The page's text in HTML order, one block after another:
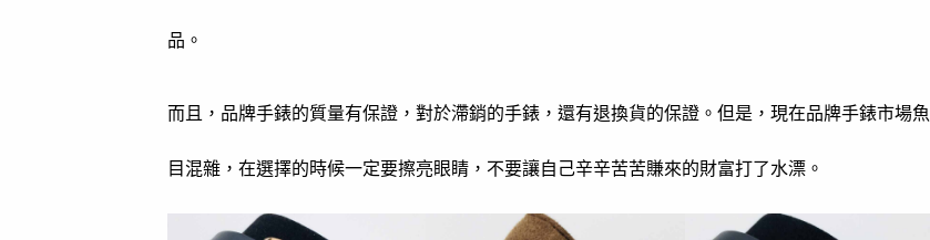
品。
而且，品牌手錶的質量有保證，對於滯銷的手錶，還有退換貨的保證。但是，現在品牌手錶市場魚
目混雜，在選擇的時候一定要擦亮眼睛，不要讓自己辛辛苦苦賺來的財富打了水漂。